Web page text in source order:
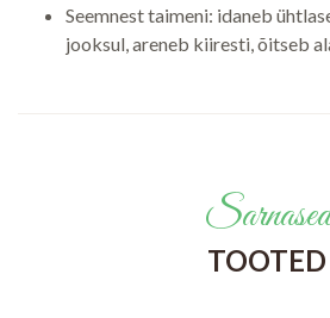
Seemnest taimeni: idaneb
jooksul, areneb kiiresti, õitseb
Sarnased
TOOTED